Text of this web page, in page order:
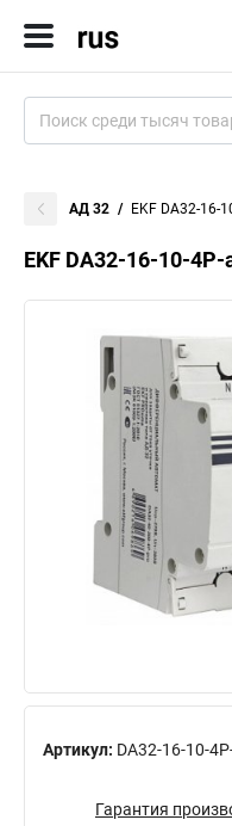
АД 32 EKF DA32-16-
EKF DA32-16-10-
Артикул: DA32-16-10-
Гарантия